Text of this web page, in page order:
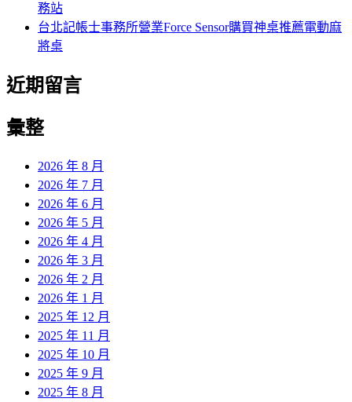
務站
台北記帳士事務所營業Force Sensor購買神桌推薦電動麻
將桌
近期留言
彙整
2026 年 8 月
2026 年 7 月
2026 年 6 月
2026 年 5 月
2026 年 4 月
2026 年 3 月
2026 年 2 月
2026 年 1 月
2025 年 12 月
2025 年 11 月
2025 年 10 月
2025 年 9 月
2025 年 8 月